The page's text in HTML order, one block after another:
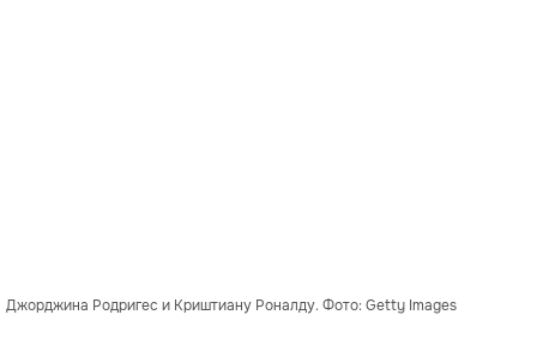
Джорджина Родригес и Криштиану Роналду. Фото: Getty Images